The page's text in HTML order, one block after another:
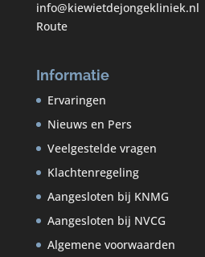
info@kiewietdejongekliniek.nl
Route
Informatie
Ervaringen
Nieuws en Pers
Veelgestelde vragen
Klachtenregeling
Aangesloten bij KNMG
Aangesloten bij NVCG
Algemene voorwaarden